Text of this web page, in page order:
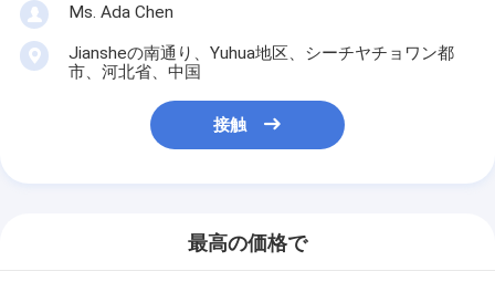
Ms. Ada Chen
Jiansheの南通り、Yuhua地区、シーチヤチョワン都
市、河北省、中国
接触
最高の価格で